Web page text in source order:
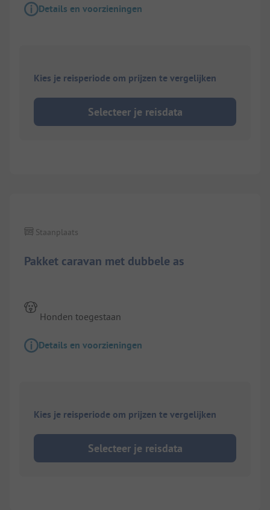
Details en voorzieningen
Kies je reisperiode om prijzen te vergelijken
Selecteer je reisdata
Pakket caravan met dubbele as
Staanplaats
Honden toegestaan
Details en voorzieningen
Kies je reisperiode om prijzen te vergelijken
Selecteer je reisdata